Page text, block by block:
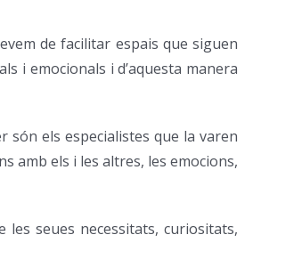
de facilitar espais que siguen
i emocionals i d’aquesta manera
els especialistes que la varen
amb els i les altres, les emocions,
seues necessitats, curiositats,